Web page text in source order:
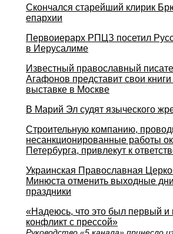
Скончался старейший клирик
епархии
Первоиерарх РПЦЗ посетил
в Иерусалиме
Известный православный
Агафонов представит свои
выставке в Москве
В Марий Эл судят языческого
Строительную компанию,
несанкционированные работы
Петербурга, привлекут к
Украинская Православная
Минюста отменить выходные
праздники
«Надеюсь, что это был первый и
конфликт с прессой»